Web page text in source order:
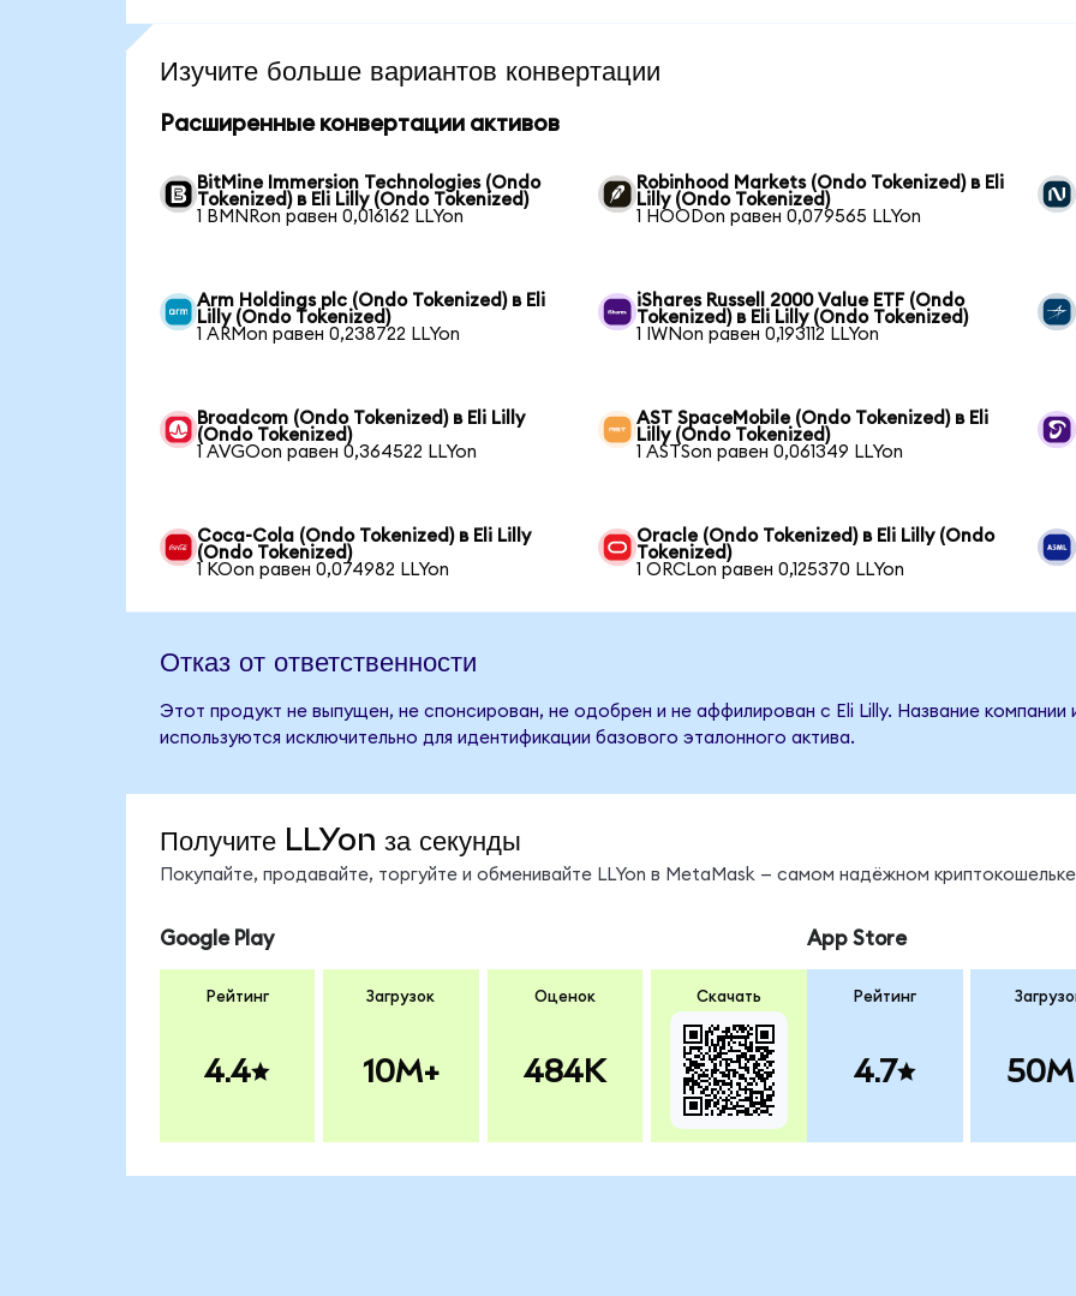
Изучите больше вариантов конвертации
Расширенные конвертации активов
BitMine Immersion Technologies (Ondo
Tokenized) в Eli Lilly (Ondo Tokenized)
1 BMNRon равен 0,016162 LLYon
Robinhood Markets (Ondo Tokenized) в Eli
Lilly (Ondo Tokenized)
1 HOODon равен 0,079565 LLYon
Arm Holdings plc (Ondo Tokenized) в Eli
Lilly (Ondo Tokenized)
1 ARMon равен 0,238722 LLYon
iShares Russell 2000 Value ETF (Ondo
Tokenized) в Eli Lilly (Ondo Tokenized)
1 IWNon равен 0,193112 LLYon
Broadcom (Ondo Tokenized) в Eli Lilly
(Ondo Tokenized)
1 AVGOon равен 0,364522 LLYon
AST SpaceMobile (Ondo Tokenized) в Eli
Lilly (Ondo Tokenized)
1 ASTSon равен 0,061349 LLYon
Coca-Cola (Ondo Tokenized) в Eli Lilly
(Ondo Tokenized)
1 KOon равен 0,074982 LLYon
Oracle (Ondo Tokenized) в Eli Lilly (Ondo
Tokenized)
1 ORCLon равен 0,125370 LLYon
Отказ от ответственности
Этот продукт не выпущен, не спонсирован, не одобрен и не аффилирован с Eli Lilly. Название компании
используются исключительно для идентификации базового эталонного актива.
Получите LLYon за секунды
Покупайте, продавайте, торгуйте и обменивайте LLYon в MetaMask — самом надёжном
Google Play
Рейтинг
4.4
Загрузок
10M+
Оценок
484K
Скачать
App Store
Рейтинг
4.7